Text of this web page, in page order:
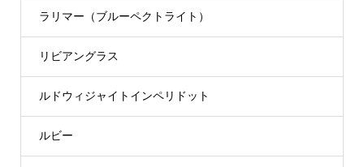
ラリマー（ブルーペクトライト）
リビアングラス
ルドウィジャイトインペリドット
ルビー